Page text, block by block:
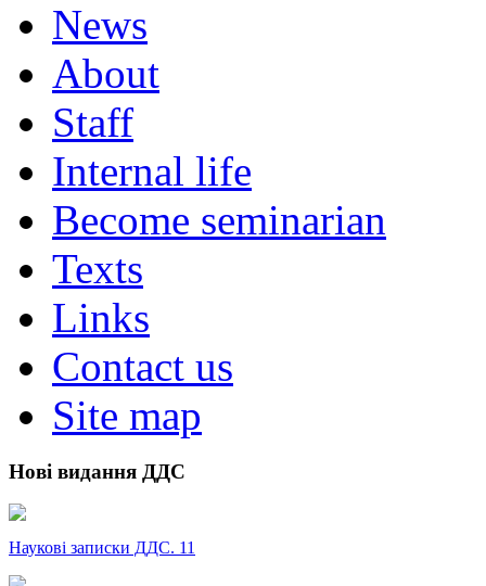
News
About
Staff
Internal life
Become seminarian
Texts
Links
Contact us
Site map
Нові видання ДДС
Наукові записки ДДС. 11